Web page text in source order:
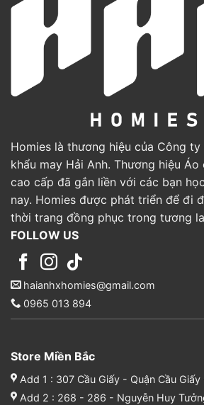
Homies là thương hiệu của Công
khẩu may Hải Anh. Thương hiệu
cao cấp đã gắn liền với các bạn
nay. Homies được phát triển để đi
thời trang đồng phục trong tương
FOLLOW US
haianhxhomies@gmail.com
0965 013 894
Store Miền Bắc
Add 1 : 307 Cầu Giấy - Quận Cầu
Add 2 : 268 - 286 - Nguyễn Huy